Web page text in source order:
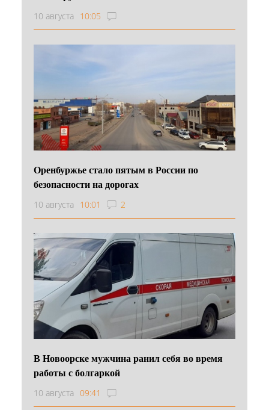
10 августа 10:05
Оренбуржье стало пятым в России по
безопасности на дорогах
10 августа 10:01 2
В Новоорске мужчина ранил себя во время
работы с болгаркой
10 августа 09:41